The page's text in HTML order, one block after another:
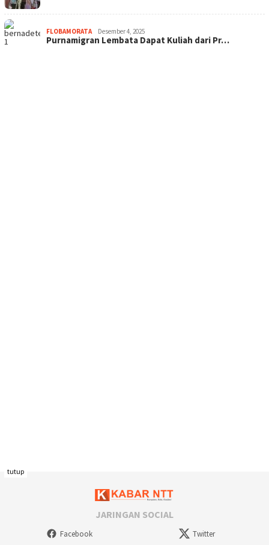
FLOBAMORATA Desember 4, 2025
Purnamigran Lembata Dapat Kuliah dari Pr…
JARINGAN SOCIAL
Facebook Twitter
tutup